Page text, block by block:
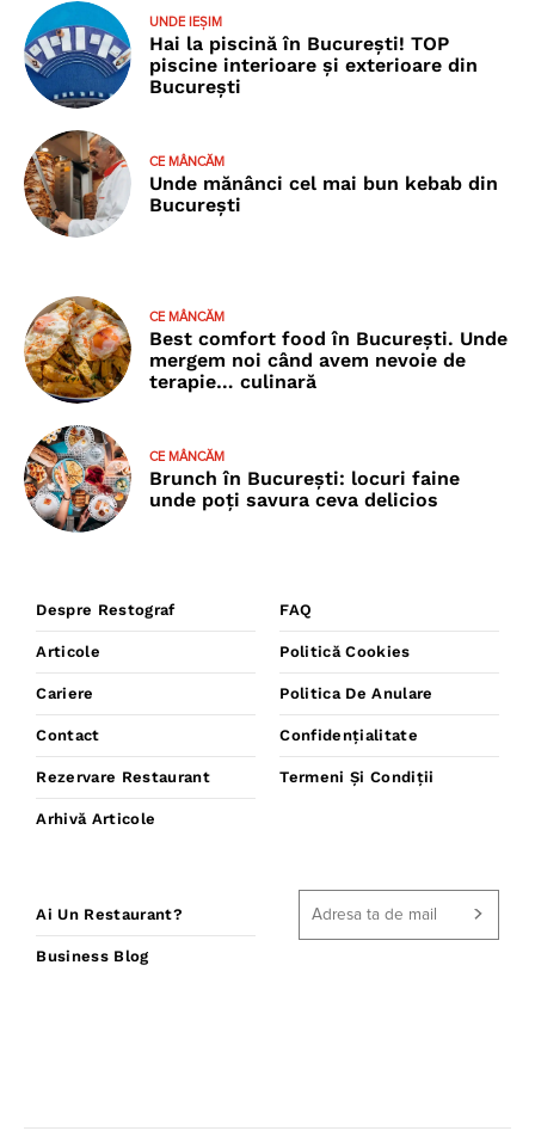
UNDE IEȘIM
Hai la piscină în București! TOP
piscine interioare și exterioare din
București
CE MÂNCĂM
Unde mănânci cel mai bun kebab din
București
CE MÂNCĂM
Best comfort food în București. Unde
mergem noi când avem nevoie de
terapie… culinară
CE MÂNCĂM
Brunch în București: locuri faine
unde poţi savura ceva delicios
Despre Restograf
Articole
Cariere
Contact
Rezervare Restaurant
Arhivă Articole
FAQ
Politică Cookies
Politica De Anulare
Confidențialitate
Termeni Și Condiții
Ai Un Restaurant?
Business Blog